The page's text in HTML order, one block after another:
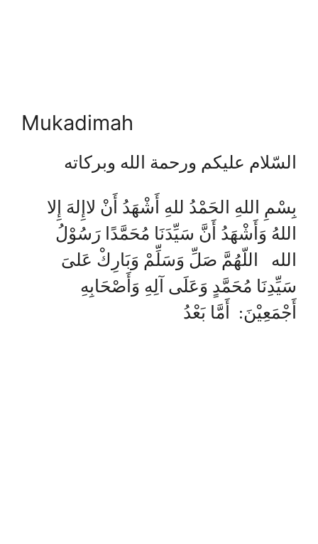
Mukadimah
السّلام عليكم ورحمة الله وبركاته
بِسْمِ اللهِ الحَمْدُ للهِ أَشْهَدُ أَنْ لاإِلهَ إِلا
اللهُ وَأَشْهَدُ أَنَّ سَيِّدَنَا مُحَمَّدًا رَسُوْلُ
الله اللّهُمَّ صَلِّ وَسَلِّمْ وَبَارِكْ عَلىَ
سَيِّدِنَا مُحَمَّدٍ وَعَلَى آلِهِ وَأَصْحَابِهِ
أَجْمَعِيْنَ: أَمَّا بَعْدُ